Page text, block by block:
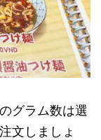
グラム数は選
文しましょ